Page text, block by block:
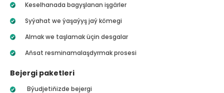
Keselhanada bagyşlanan işgärler
Syýahat we ýaşaýyş jaý kömegi
Almak we taşlamak üçin desgalar
Aňsat resminamalaşdyrmak prosesi
Bejergi paketleri
Býudjetiňizde bejergi